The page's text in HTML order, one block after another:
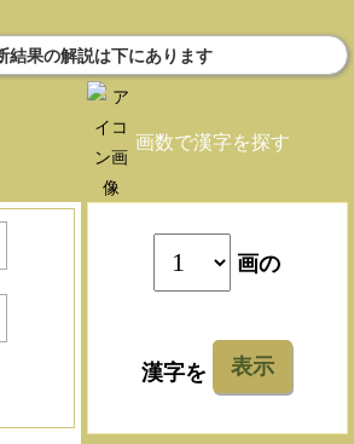
結果の解説は下にあります
画数で漢字を探す
画の
漢字を 表示